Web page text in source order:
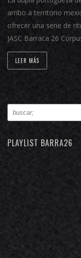
arribo a territorio
ofrecer una serie de
JASC Barraca 26
LEER MÁS
PLAYLIST BARRA26